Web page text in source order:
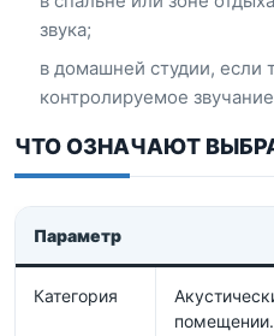
звука;
в домашней студии, если
контролируемое
ЧТО ОЗНАЧАЮТ
Параметр
Категория
помещении.